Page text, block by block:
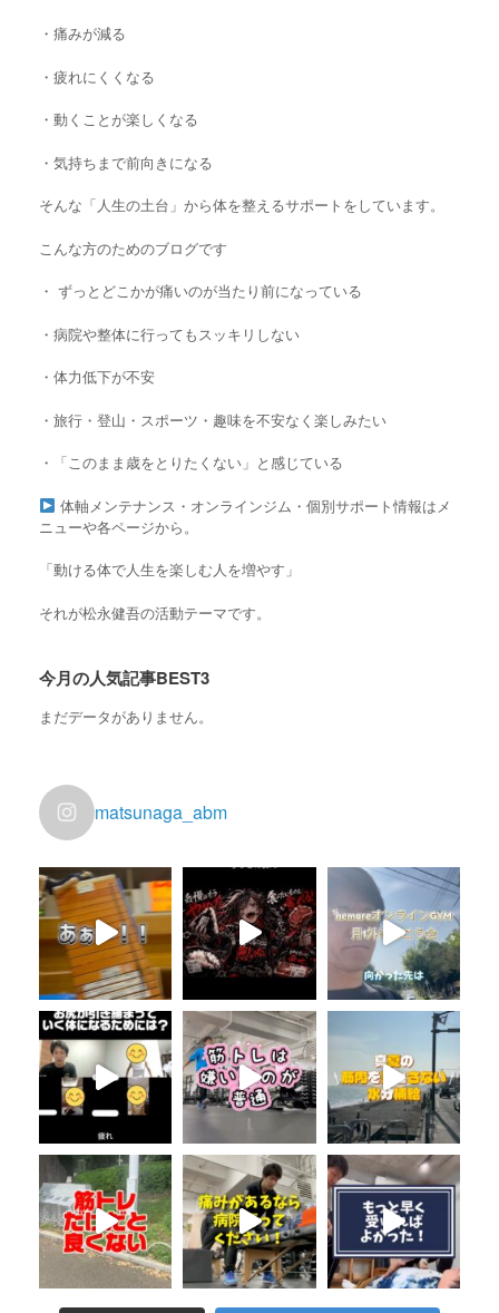
・痛みが減る
・疲れにくくなる
・動くことが楽しくなる
・気持ちまで前向きになる
そんな「人生の土台」から体を整えるサポートをしています。
こんな方のためのブログです
・ ずっとどこかが痛いのが当たり前になっている
・ 病院や整体に行ってもスッキリしない
・ 体力低下が不安
・旅行・登山・スポーツ・趣味を不安なく楽しみたい
・「このまま歳をとりたくない」と感じている
体軸メンテナンス・オンラインジム・個別サポート情報はメ
ニューや各ページから。
「動ける体で人生を楽しむ人を増やす」
それが松永健吾の活動テーマです。
今月の人気記事BEST3
まだデータがありません。
matsunaga_abm